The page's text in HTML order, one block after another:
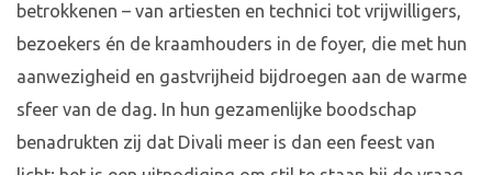
betrokkenen – van artiesten en technici tot vrijwilligers,
bezoekers én de kraamhouders in de foyer, die met hun
aanwezigheid en gastvrijheid bijdroegen aan de warme
sfeer van de dag. In hun gezamenlijke boodschap
benadrukten zij dat Divali meer is dan een feest van